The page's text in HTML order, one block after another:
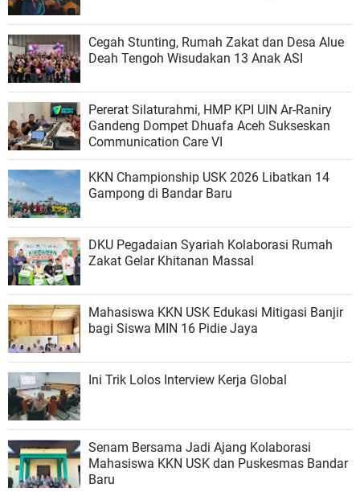
Cegah Stunting, Rumah Zakat dan Desa Alue
Deah Tengoh Wisudakan 13 Anak ASI
Pererat Silaturahmi, HMP KPI UIN Ar-Raniry
Gandeng Dompet Dhuafa Aceh Sukseskan
Communication Care VI
KKN Championship USK 2026 Libatkan 14
Gampong di Bandar Baru
DKU Pegadaian Syariah Kolaborasi Rumah
Zakat Gelar Khitanan Massal
Mahasiswa KKN USK Edukasi Mitigasi Banjir
bagi Siswa MIN 16 Pidie Jaya
Ini Trik Lolos Interview Kerja Global
Senam Bersama Jadi Ajang Kolaborasi
Mahasiswa KKN USK dan Puskesmas Bandar
Baru